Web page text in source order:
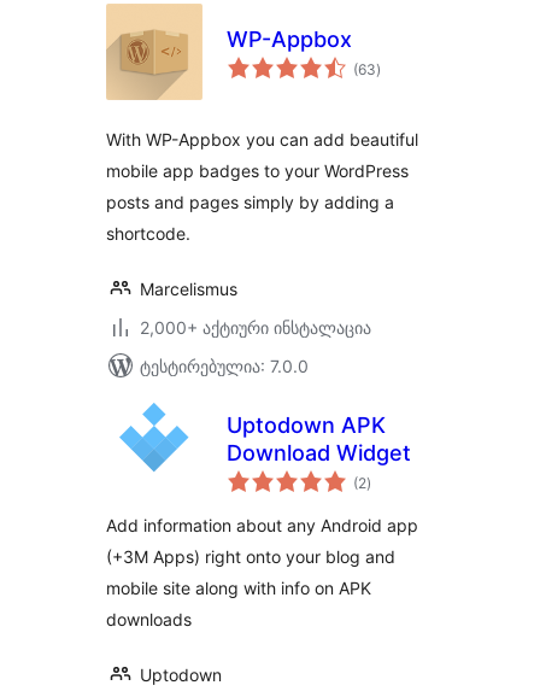
WP-Appbox
(63საერთო
რეიტინგი
)
With WP-Appbox you can add beautiful
mobile app badges to your WordPress
posts and pages simply by adding a
shortcode.
Marcelismus
2,000+ აქტიური ინსტალაცია
ტესტირებულია: 7.0.0
Uptodown APK
Download Widget
(2საერთო
რეიტინგი
)
Add information about any Android app
(+3M Apps) right onto your blog and
mobile site along with info on APK
downloads
Uptodown